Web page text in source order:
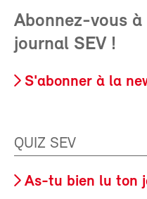
Abonnez-vous
journal SEV !
S'abonner à la
QUIZ SEV
As-tu bien lu ton